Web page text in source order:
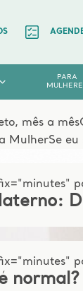
PARA
mês a mês
MulherSe eu